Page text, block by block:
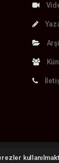
2026 ©haber